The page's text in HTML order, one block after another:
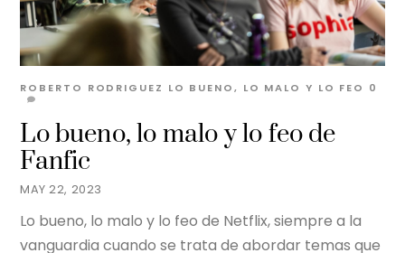
MAY 22, 2023
Lo bueno, lo malo y lo feo de
Fanfic
ROBERTO RODRIGUEZ LO BUENO, LO MALO Y LO FEO 0
Lo bueno, lo malo y lo feo de Netflix, siempre a la
vanguardia cuando se trata de abordar temas que